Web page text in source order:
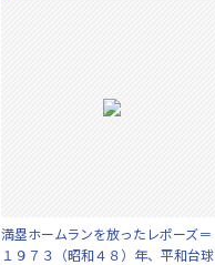
満塁ホームランを放ったレポーズ＝
１９７３（昭和４８）年、平和台球